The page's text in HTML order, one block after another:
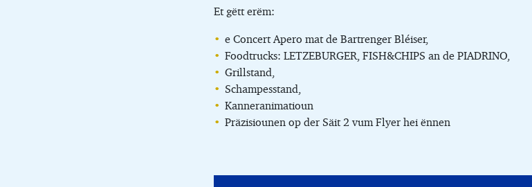
Et gëtt erëm:
e Concert Apero mat de Bartrenger Bléiser,
Foodtrucks: LETZEBURGER, FISH&CHIPS an de PIADRINO,
Grillstand,
Schampesstand,
Kanneranimatioun
Präzisiounen op der Säit 2 vum Flyer hei ënnen